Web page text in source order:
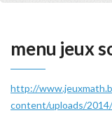
menu jeux
http://
content/uploads/